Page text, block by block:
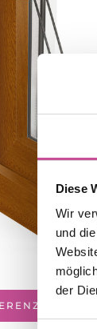
Diese
Wir
und
der